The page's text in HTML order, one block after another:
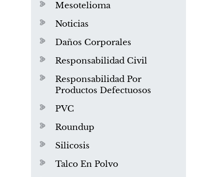
Mesotelioma
Noticias
Daños Corporales
Responsabilidad Civil
Responsabilidad Por
Productos Defectuosos
PVC
Roundup
Silicosis
Talco En Polvo